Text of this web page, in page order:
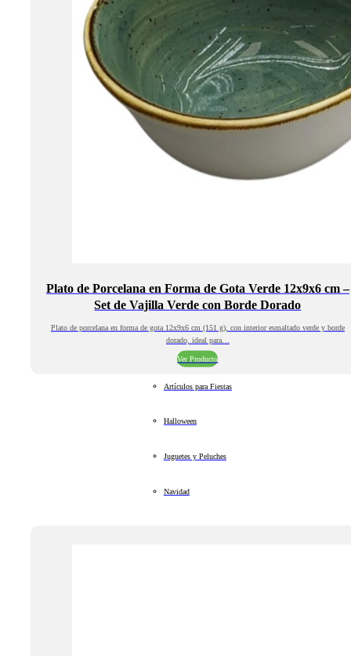
Plato de Porcelana en Forma de Gota Verde 12x9x6 cm –
Set de Vajilla Verde con Borde Dorado
Plato de porcelana en forma de gota 12x9x6 cm (151 g), con interior esmaltado verde y borde
dorado, ideal para…
Ver Producto
Artículos para Fiestas
Halloween
Juguetes y Peluches
Navidad